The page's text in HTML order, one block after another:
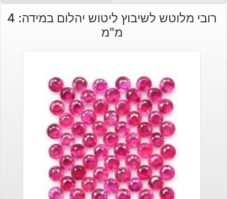
רובי מלוטש לשיבוץ ליטוש יהלום במידה: 4
מ"מ